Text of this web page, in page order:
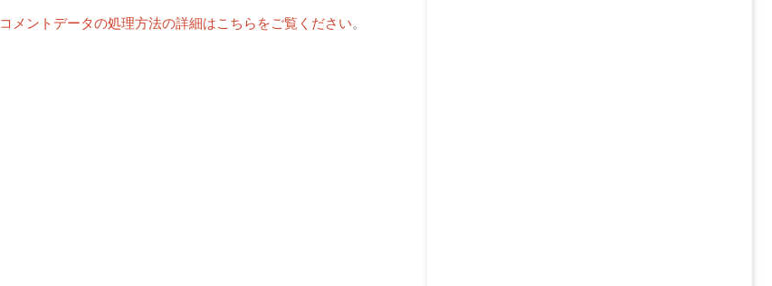
コメントデータの処理方法の詳細はこちらをご覧ください。